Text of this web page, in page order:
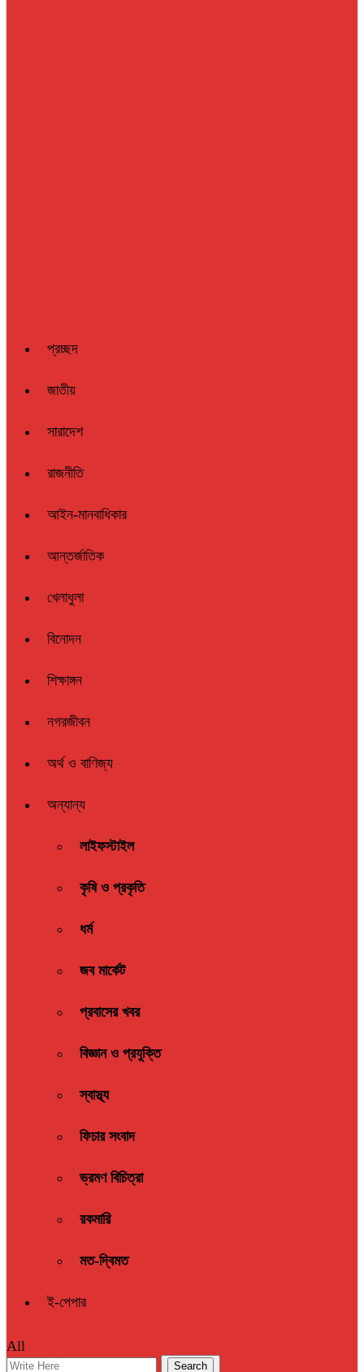
প্রচ্ছদ
জাতীয়
সারাদেশ
রাজনীতি
আইন-মানবাধিকার
আন্তর্জাতিক
খেলাধুলা
বিনোদন
শিক্ষাঙ্গন
নগরজীবন
অর্থ ও বাণিজ্য
অন্যান্য
লাইফস্টাইল
কৃষি ও প্রকৃতি
ধর্ম
জব মার্কেট
প্রবাসের খবর
বিজ্ঞান ও প্রযুক্তি
স্বাস্থ্য
ফিচার সংবাদ
ভ্রমণ বিচিত্রা
রকমারি
মত-দ্বিমত
ই-পেপার
All